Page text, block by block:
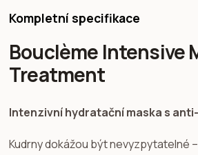
Kompletní specifikace
Bouclème Intensive
Treatment
Intenzivní hydratační maska s
Kudrny dokážou být nevyzpytatelné